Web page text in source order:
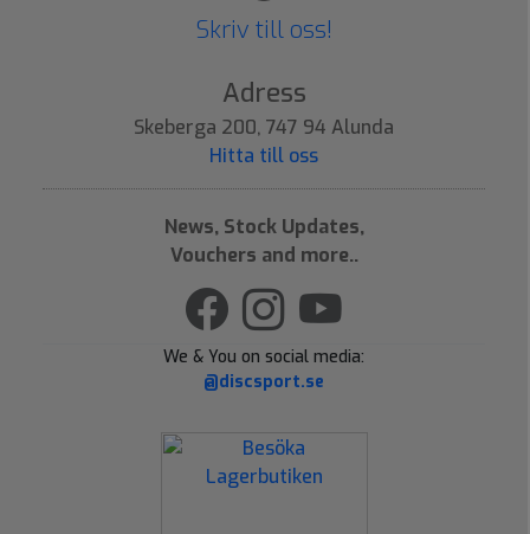
Skriv till oss!
Adress
Skeberga 200, 747 94 Alunda
Hitta till oss
News, Stock Updates,
Vouchers and more..
We & You on social media:
@discsport.se